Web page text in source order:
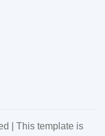
| This template is